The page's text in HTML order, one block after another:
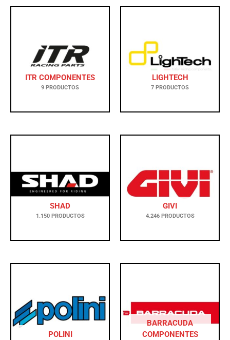
ITR COMPONENTES
9 PRODUCTOS
LIGHTECH
7 PRODUCTOS
SHAD
1.150 PRODUCTOS
GIVI
4.246 PRODUCTOS
POLINI
BARRACUDA
COMPONENTES